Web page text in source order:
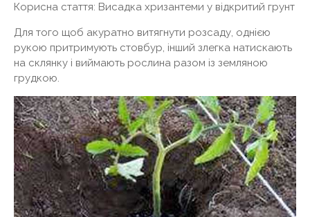
Корисна стаття: Висадка хризантеми у відкритий грунт
Для того щоб акуратно витягнути розсаду, однією
рукою притримують стовбур, інший злегка натискають
на склянку і виймають рослина разом із земляною
грудкою.